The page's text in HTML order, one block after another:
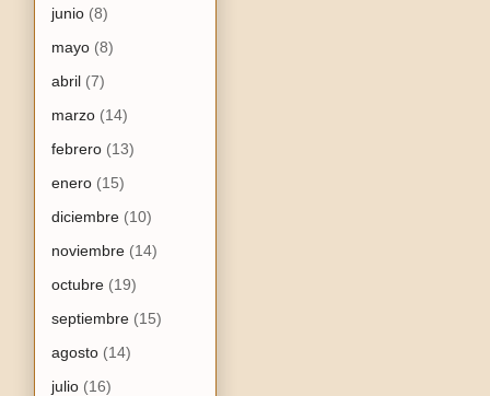
junio (8)
mayo (8)
abril (7)
marzo (14)
febrero (13)
enero (15)
diciembre (10)
noviembre (14)
octubre (19)
septiembre (15)
agosto (14)
julio (16)